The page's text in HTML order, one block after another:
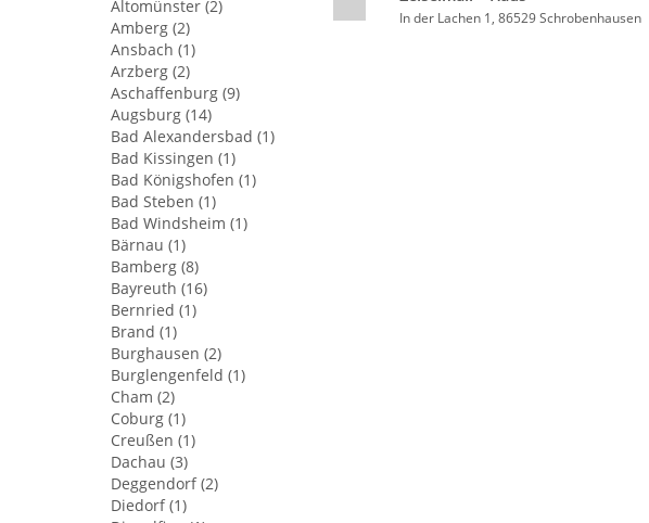
Altomünster (2)
Amberg (2)
Ansbach (1)
Arzberg (2)
Aschaffenburg (9)
Augsburg (14)
Bad Alexandersbad (1)
Bad Kissingen (1)
Bad Königshofen (1)
Bad Steben (1)
Bad Windsheim (1)
Bärnau (1)
Bamberg (8)
Bayreuth (16)
Bernried (1)
Brand (1)
Burghausen (2)
Burglengenfeld (1)
Cham (2)
Coburg (1)
Creußen (1)
Dachau (3)
Deggendorf (2)
Diedorf (1)
In der Lachen 1, 86529 Schrobenhausen